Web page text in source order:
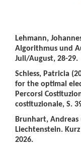
Lehmann,
Algorithmus und
Juli/August, 28-29.
Schiess, Patricia
for the optimal
Percorsi
costituzionale, S.
Brunhart, Andreas
Liechtenstein.
2026.